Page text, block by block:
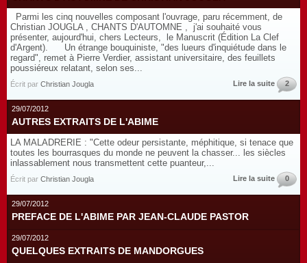
Parmi les cinq nouvelles composant l'ouvrage, paru récemment, de
Christian JOUGLA , CHANTS D'AUTOMNE , j'ai souhaité vous
présenter, aujourd'hui, chers Lecteurs, le Manuscrit (Édition La Clef
d'Argent). Un étrange bouquiniste, "des lueurs d'inquiétude dans le
regard", remet à Pierre Verdier, assistant universitaire, des feuillets
poussiéreux relatant, selon ses...
Écrit par Christian Jougla Lire la suite 2
29/07/2012
AUTRES EXTRAITS DE L'ABIME
LA MALADRERIE : "Cette odeur persistante, méphitique, si tenace que
toutes les bourrasques du monde ne peuvent la chasser... les siècles
inlassablement nous transmettent cette puanteur,...
Écrit par Christian Jougla Lire la suite 0
29/07/2012
PREFACE DE L'ABIME PAR JEAN-CLAUDE PASTOR
29/07/2012
QUELQUES EXTRAITS DE MANDORGUES